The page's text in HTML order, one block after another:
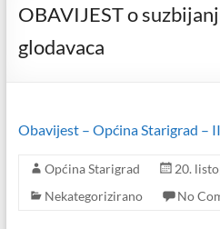
mrežna
stranica
OBAVIJEST o
glodavaca
Obavijest – Općina Starigrad –
Općina Starigrad
20.
Nekategorizirano
No